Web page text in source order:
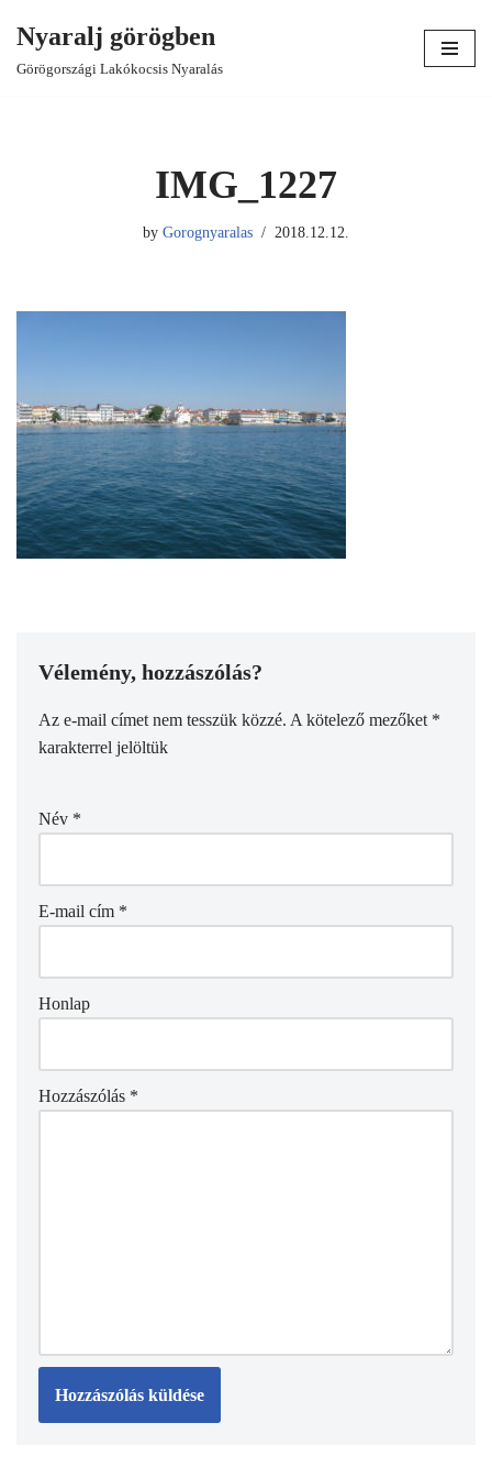
Skip
Nyaralj görögben
Görögországi Lakókocsis Nyaralás
IMG_1227
by Gorognyaralas 2018.12.12.
Vélemény, hozzászólás?
Az e-mail címet nem tesszük közzé. A kötelező mezőket *
karakterrel jelöltük
Név *
E-mail cím *
Honlap
Hozzászólás *